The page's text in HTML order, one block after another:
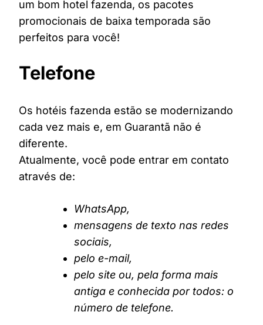
um bom hotel fazenda, os pacotes
promocionais de baixa temporada são
perfeitos para você!
Telefone
Os hotéis fazenda estão se modernizando
cada vez mais e, em Guarantã não é
diferente.
Atualmente, você pode entrar em contato
através de:
WhatsApp,
mensagens de texto nas redes
sociais,
pelo e-mail,
pelo site ou, pela forma mais
antiga e conhecida por todos: o
número de telefone.